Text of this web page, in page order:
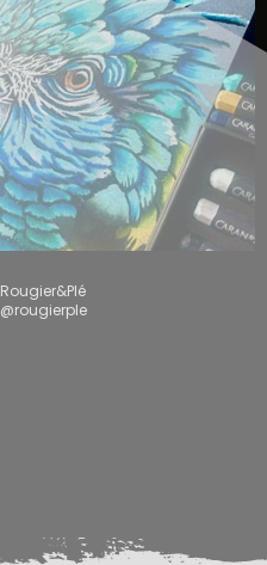
Rougier&Plé
@rougierple